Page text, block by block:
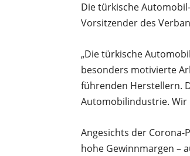
Die türkische
Vorsitzender des
„Die türkische
besonders motivierte
führenden Herstellern.
Automobilindustrie. Wir
Angesichts der
hohe Gewinnmargen –